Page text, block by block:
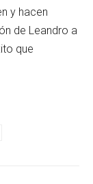
y hacen
de Leandro a
que